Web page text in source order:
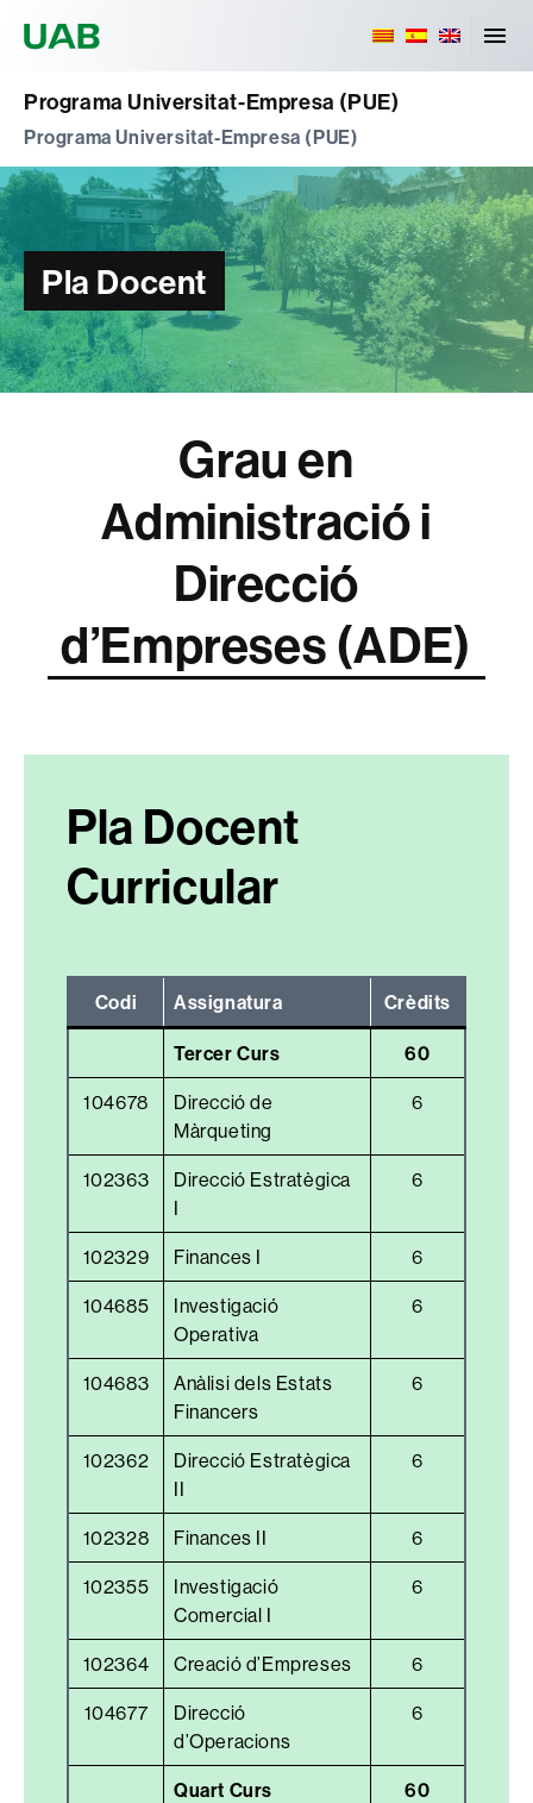
Programa Universitat-Empresa (PUE)
Programa Universitat-Empresa (PUE)
Pla Docent
Grau en
Administració i
Direcció
d’Empreses (ADE)
Pla Docent
Curricular
Codi Assignatura Crèdits
Tercer Curs 60
104678
Direcció de
Màrqueting
6
102363
Direcció Estratègica
I
6
102329 Finances I 6
104685
Investigació
Operativa
6
104683
Anàlisi dels Estats
Financers
6
102362
Direcció Estratègica
II
6
102328 Finances II 6
102355
Investigació
Comercial I
6
102364 Creació d’Empreses 6
104677
Direcció
d’Operacions
6
Quart Curs 60